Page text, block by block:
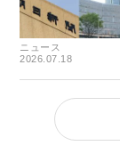
ニュース
2026.07.18